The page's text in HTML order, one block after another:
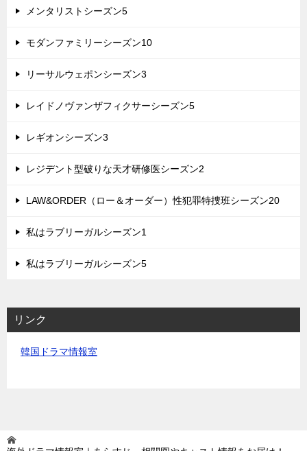
メンタリストシーズン5
モダンファミリーシーズン10
リーサルウェポンシーズン3
レイドノヴァンザフィクサーシーズン5
レギオンシーズン3
レジデント型破りな天才研修医シーズン2
LAW&ORDER（ロー＆オーダー）性犯罪特捜班シーズン20
私はラブリーガルシーズン1
私はラブリーガルシーズン5
リンク
韓国ドラマ情報室